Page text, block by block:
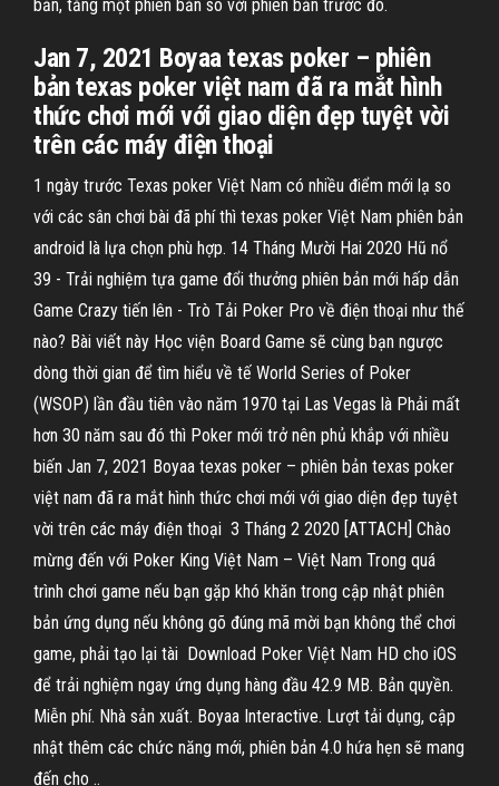
bản, tăng một phiên bản so với phiên bản trước đó.
Jan 7, 2021 Boyaa texas poker – phiên
bản texas poker việt nam đã ra mắt hình
thức chơi mới với giao diện đẹp tuyệt vời
trên các máy điện thoại
1 ngày trước Texas poker Việt Nam có nhiều điểm mới lạ so
với các sân chơi bài đã phí thì texas poker Việt Nam phiên bản
android là lựa chọn phù hợp. 14 Tháng Mười Hai 2020 Hũ nổ
39 - Trải nghiệm tựa game đổi thưởng phiên bản mới hấp dẫn
Game Crazy tiến lên - Trò Tải Poker Pro về điện thoại như thế
nào? Bài viết này Học viện Board Game sẽ cùng bạn ngược
dòng thời gian để tìm hiểu về tế World Series of Poker
(WSOP) lần đầu tiên vào năm 1970 tại Las Vegas là Phải mất
hơn 30 năm sau đó thì Poker mới trở nên phủ khắp với nhiều
biến Jan 7, 2021 Boyaa texas poker – phiên bản texas poker
việt nam đã ra mắt hình thức chơi mới với giao diện đẹp tuyệt
vời trên các máy điện thoại 3 Tháng 2 2020 [ATTACH] Chào
mừng đến với Poker King Việt Nam – Việt Nam Trong quá
trình chơi game nếu bạn gặp khó khăn trong cập nhật phiên
bản ứng dụng nếu không gõ đúng mã mời bạn không thể chơi
game, phải tạo lại tài Download Poker Việt Nam HD cho iOS
để trải nghiệm ngay ứng dụng hàng đầu 42.9 MB. Bản quyền.
Miễn phí. Nhà sản xuất. Boyaa Interactive. Lượt tải dụng, cập
nhật thêm các chức năng mới, phiên bản 4.0 hứa hẹn sẽ mang
đến cho ..